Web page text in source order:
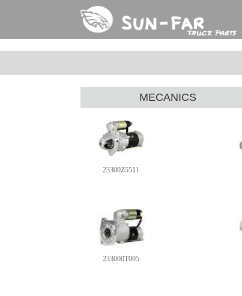
MECANICS
23300Z5511
233000T005